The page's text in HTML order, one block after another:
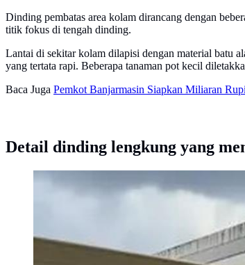
Dinding pembatas area kolam dirancang dengan
titik fokus di tengah dinding.
Lantai di sekitar kolam dilapisi dengan material batu
yang tertata rapi. Beberapa tanaman pot kecil
Baca Juga Pemkot Banjarmasin Siapkan Miliaran
Detail dinding lengkung yang